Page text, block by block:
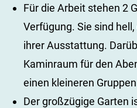
Für die Arbeit stehen 2
Verfügung. Sie sind
ihrer Ausstattung.
Kaminraum für den
einen kleineren
Der großzügige Garten